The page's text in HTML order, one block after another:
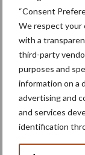
“Consent
We respect your
with a
third-party
purposes and
information on a
advertising and
and services
identification
Recent